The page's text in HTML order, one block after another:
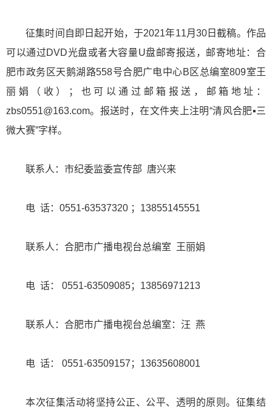
征集时间自即日起开始，于2021年11月30日截稿。作品
可以通过DVD光盘或者大容量U盘邮寄报送，邮寄地址：合
肥市政务区天鹅湖路558号合肥广电中心B区总编室809室王
丽娟（收）；也可以通过邮箱报送，邮箱地址：
zbs0551@163.com。报送时，在文件夹上注明“清风合肥▪三
微大赛”字样。
联系人：市纪委监委宣传部 唐兴来
电 话：0551-63537320 ；13855145551
联系人：合肥市广播电视台总编室 王丽娟
电 话： 0551-63509085；13856971213
联系人：合肥市广播电视台总编室：汪 燕
电 话： 0551-63509157；13635608001
本次征集活动将坚持公正、公平、透明的原则。征集结